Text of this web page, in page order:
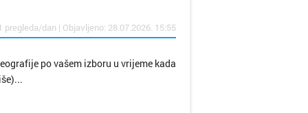
pregleda/dan | Objavljeno: 28.07.2026. 15:55
po vašem izboru u vrijeme kada